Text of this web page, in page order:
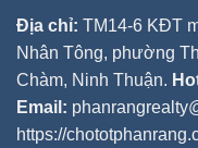
Địa chỉ: TM14-6 KĐT
Nhân Tông, phường
Chàm, Ninh Thuận.
Email:
https://